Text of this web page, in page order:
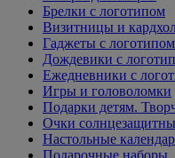
Брелки с логотипом
Визитницы и
Гаджеты с логотипом
Дождевики с
Ежедневники с
Игры и головоломки
Подарки детям.
Очки
Настольные
Подарочные наборы